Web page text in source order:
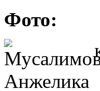
Фото: